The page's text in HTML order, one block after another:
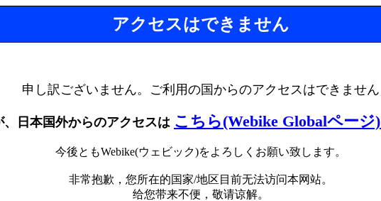
アクセスはできません
申し訳ございません。ご利用の国からのアクセスはできません
日本国外からのアクセスは こちら(Webike Globalページ)
今後ともWebike(ウェビック)をよろしくお願い致します。
非常抱歉，您所在的国家/地区目前无法访问本网站。
给您带来不便，敬请谅解。